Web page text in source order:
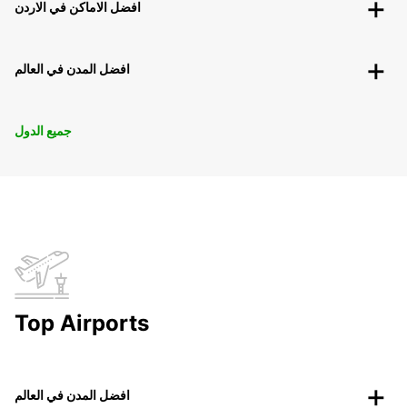
افضل الاماكن في الاردن
افضل المدن في العالم
جميع الدول
Top Airports
افضل المدن في العالم